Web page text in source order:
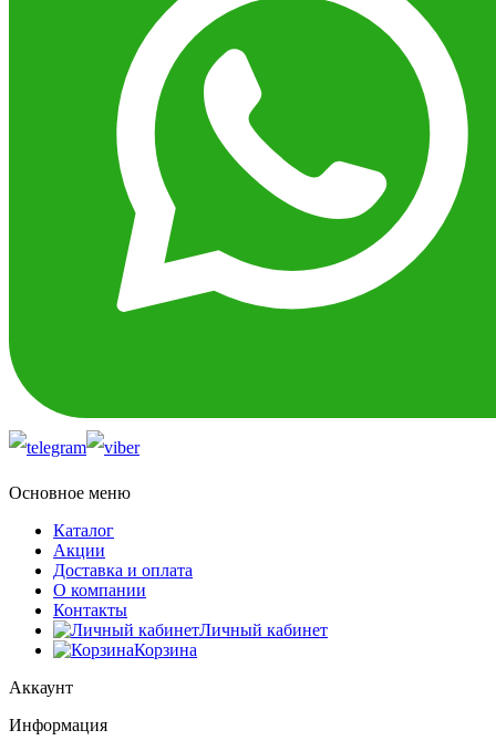
Основное меню
Каталог
Акции
Доставка и оплата
О компании
Контакты
Личный кабинет
Корзина
Аккаунт
Информация